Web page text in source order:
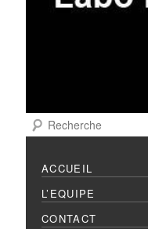
Recherche
ACCUEIL
L’EQUIPE
CONTACT